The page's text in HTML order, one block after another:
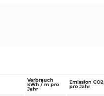
Verbrauch
kWh / m pro
Jahr
Emission CO2
pro Jahr